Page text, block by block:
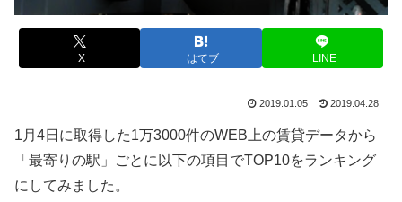
X はてブ LINE
2019.01.05 2019.04.28
1月4日に取得した1万3000件のWEB上の賃貸データから
「最寄りの駅」ごとに以下の項目でTOP10をランキング
にしてみました。